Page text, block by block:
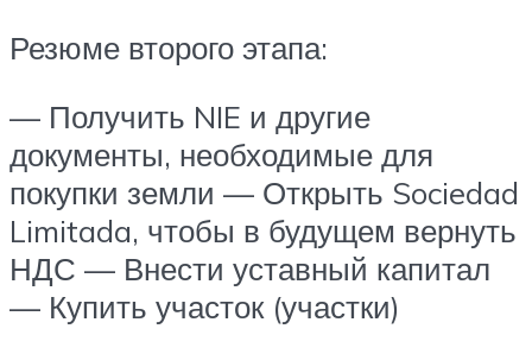
Резюме второго этапа:
— Получить NIE и другие
документы, необходимые для
покупки земли — Открыть Sociedad
Limitada, чтобы в будущем вернуть
НДС — Внести уставный капитал
— Купить участок (участки)